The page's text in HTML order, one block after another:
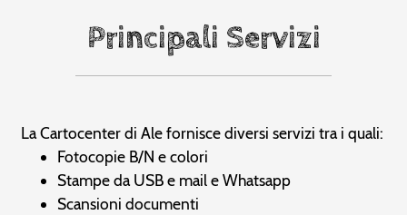
Principali Servizi
La Cartocenter di Ale fornisce diversi servizi tra i quali:
Fotocopie B/N e colori
Stampe da USB e mail e Whatsapp
Scansioni documenti